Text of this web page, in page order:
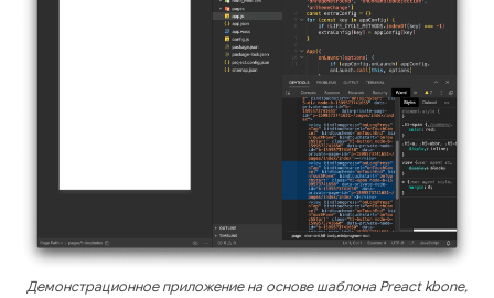
Демонстрационное приложение на основе шаблона Preact kbone,